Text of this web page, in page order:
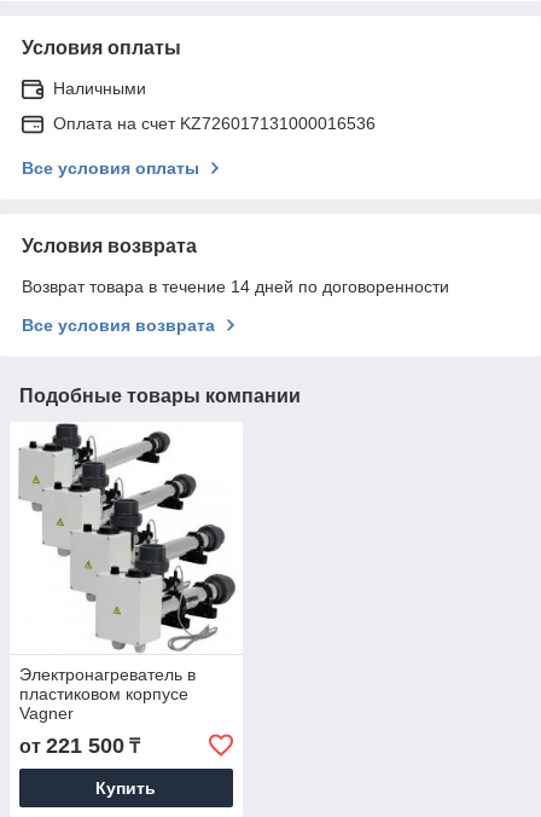
Условия оплаты
Наличными
Оплата на счет KZ726017131000016536
Все условия оплаты
Условия возврата
Возврат товара в течение 14 дней по договоренности
Все условия возврата
Подобные товары компании
Электронагреватель в
пластиковом корпусе
Vagner
от 221 500 ₸
Купить